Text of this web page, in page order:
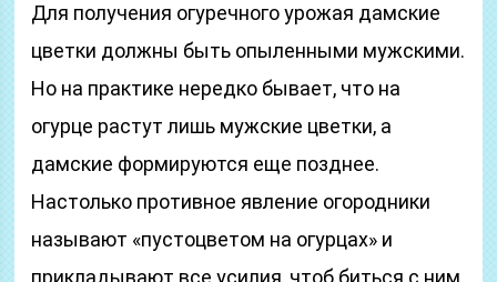
Для получения огуречного урожая дамские
цветки должны быть опыленными мужскими.
Но на практике нередко бывает, что на
огурце растут лишь мужские цветки, а
дамские формируются еще позднее.
Настолько противное явление огородники
называют «пустоцветом на огурцах» и
прикладывают все усилия, чтоб биться с ним.